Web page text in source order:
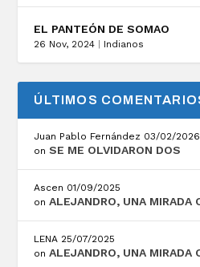
EL PANTEÓN DE SOMAO
26 Nov, 2024 | Indianos
ÚLTIMOS
Juan Pablo Fernández 03/02/2026
onSE ME OLVIDARON DOS
Ascen 01/09/2025
onALEJANDRO, UNA MIRADA
LENA 25/07/2025
onALEJANDRO, UNA MIRADA